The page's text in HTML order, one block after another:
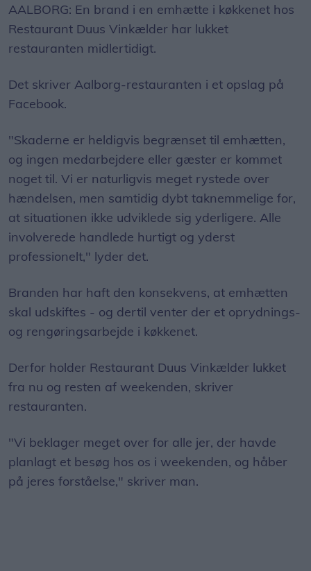
AALBORG: En brand i en emhætte i køkkenet hos
Restaurant Duus Vinkælder har lukket
restauranten midlertidigt.
Det skriver Aalborg-restauranten i et opslag på
Facebook.
"Skaderne er heldigvis begrænset til emhætten,
og ingen medarbejdere eller gæster er kommet
noget til. Vi er naturligvis meget rystede over
hændelsen, men samtidig dybt taknemmelige for,
at situationen ikke udviklede sig yderligere. Alle
involverede handlede hurtigt og yderst
professionelt," lyder det.
Branden har haft den konsekvens, at emhætten
skal udskiftes - og dertil venter der et oprydnings-
og rengøringsarbejde i køkkenet.
Derfor holder Restaurant Duus Vinkælder lukket
fra nu og resten af weekenden, skriver
restauranten.
"Vi beklager meget over for alle jer, der havde
planlagt et besøg hos os i weekenden, og håber
på jeres forståelse," skriver man.